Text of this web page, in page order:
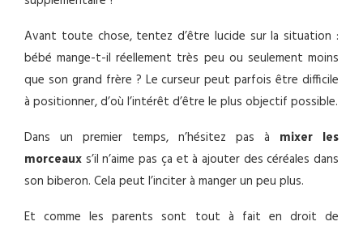
Avant toute chose, tentez d’être lucide sur la situation :
bébé mange-t-il réellement très peu ou seulement moins
que son grand frère ? Le curseur peut parfois être difficile
à positionner, d’où l’intérêt d’être le plus objectif possible.
Dans un premier temps, n’hésitez pas à mixer les
morceaux s’il n’aime pas ça et à ajouter des céréales dans
son biberon. Cela peut l’inciter à manger un peu plus.
Et comme les parents sont tout à fait en droit de